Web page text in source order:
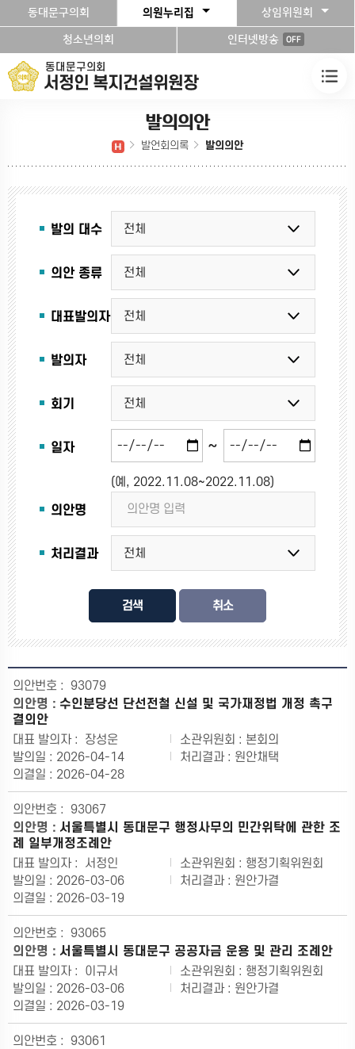
본문바로가기
동대문구의회 의원누리집 상임위원회
청소년의회 인터넷방송 OFF
동대문구의회
서정인 복지건설위원장
발의의안
발언회의록 발의의안
발의 대수
의안 종류
대표발의자
발의자
회기
일자 ~
(예, 2022.11.08~2022.11.08)
의안명
처리결과
검색
93079
수인분당선 단선전철 신설 및 국가재정법 개정 촉구
결의안
장성운
본회의
2026-04-14
원안채택
2026-04-28
93067
서울특별시 동대문구 행정사무의 민간위탁에 관한 조
례 일부개정조례안
서정인
행정기획위원회
2026-03-06
원안가결
2026-03-19
93065
서울특별시 동대문구 공공자금 운용 및 관리 조례안
이규서
행정기획위원회
2026-03-06
원안가결
2026-03-19
93061